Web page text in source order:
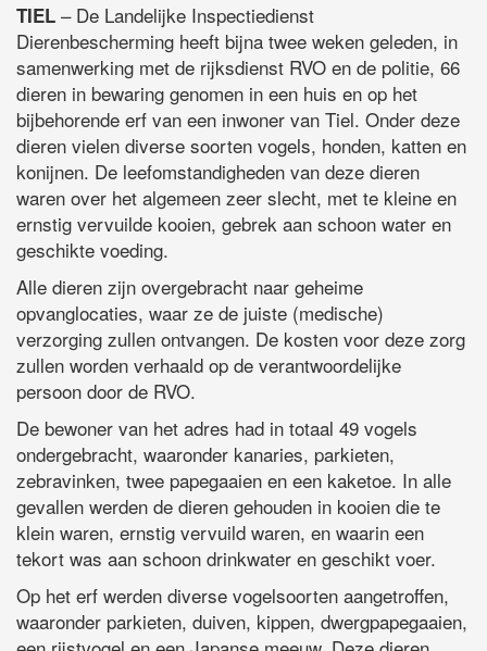
TIEL – De Landelijke Inspectiedienst
Dierenbescherming heeft bijna twee weken geleden, in
samenwerking met de rijksdienst RVO en de politie, 66
dieren in bewaring genomen in een huis en op het
bijbehorende erf van een inwoner van Tiel. Onder deze
dieren vielen diverse soorten vogels, honden, katten en
konijnen. De leefomstandigheden van deze dieren
waren over het algemeen zeer slecht, met te kleine en
ernstig vervuilde kooien, gebrek aan schoon water en
geschikte voeding.
Alle dieren zijn overgebracht naar geheime
opvanglocaties, waar ze de juiste (medische)
verzorging zullen ontvangen. De kosten voor deze zorg
zullen worden verhaald op de verantwoordelijke
persoon door de RVO.
De bewoner van het adres had in totaal 49 vogels
ondergebracht, waaronder kanaries, parkieten,
zebravinken, twee papegaaien en een kaketoe. In alle
gevallen werden de dieren gehouden in kooien die te
klein waren, ernstig vervuild waren, en waarin een
tekort was aan schoon drinkwater en geschikt voer.
Op het erf werden diverse vogelsoorten aangetroffen,
waaronder parkieten, duiven, kippen, dwergpapegaaien,